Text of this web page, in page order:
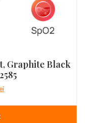
Graphite Black
Prețul
este: